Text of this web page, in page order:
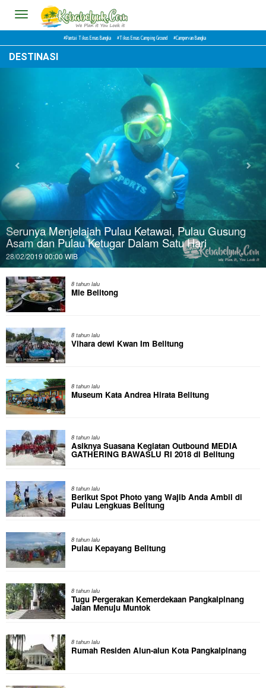
Toggle
navigation
Pantai Tikus Emas Bangka Tikus Emas Camping Ground Campervan Bangka
DESTINASI
Menjelajah Pulau Ketawai, Pulau Gusung
dan Pulau Ketugar Dalam Satu Hari
2019 00:00 WIB
8 tahun lalu
Mie Belitong
8 tahun lalu
Vihara dewi Kwan Im Belitung
8 tahun lalu
Museum Kata Andrea Hirata Belitung
8 tahun lalu
Asiknya Suasana Kegiatan Outbound MEDIA
GATHERING BAWASLU RI 2018 di Belitung
8 tahun lalu
Berikut Spot Photo yang Wajib Anda Ambil di
Pulau Lengkuas Belitung
8 tahun lalu
Pulau Kepayang Belitung
8 tahun lalu
Tugu Pergerakan Kemerdekaan Pangkalpinang
Jalan Menuju Muntok
8 tahun lalu
Rumah Residen Alun-alun Kota Pangkalpinang